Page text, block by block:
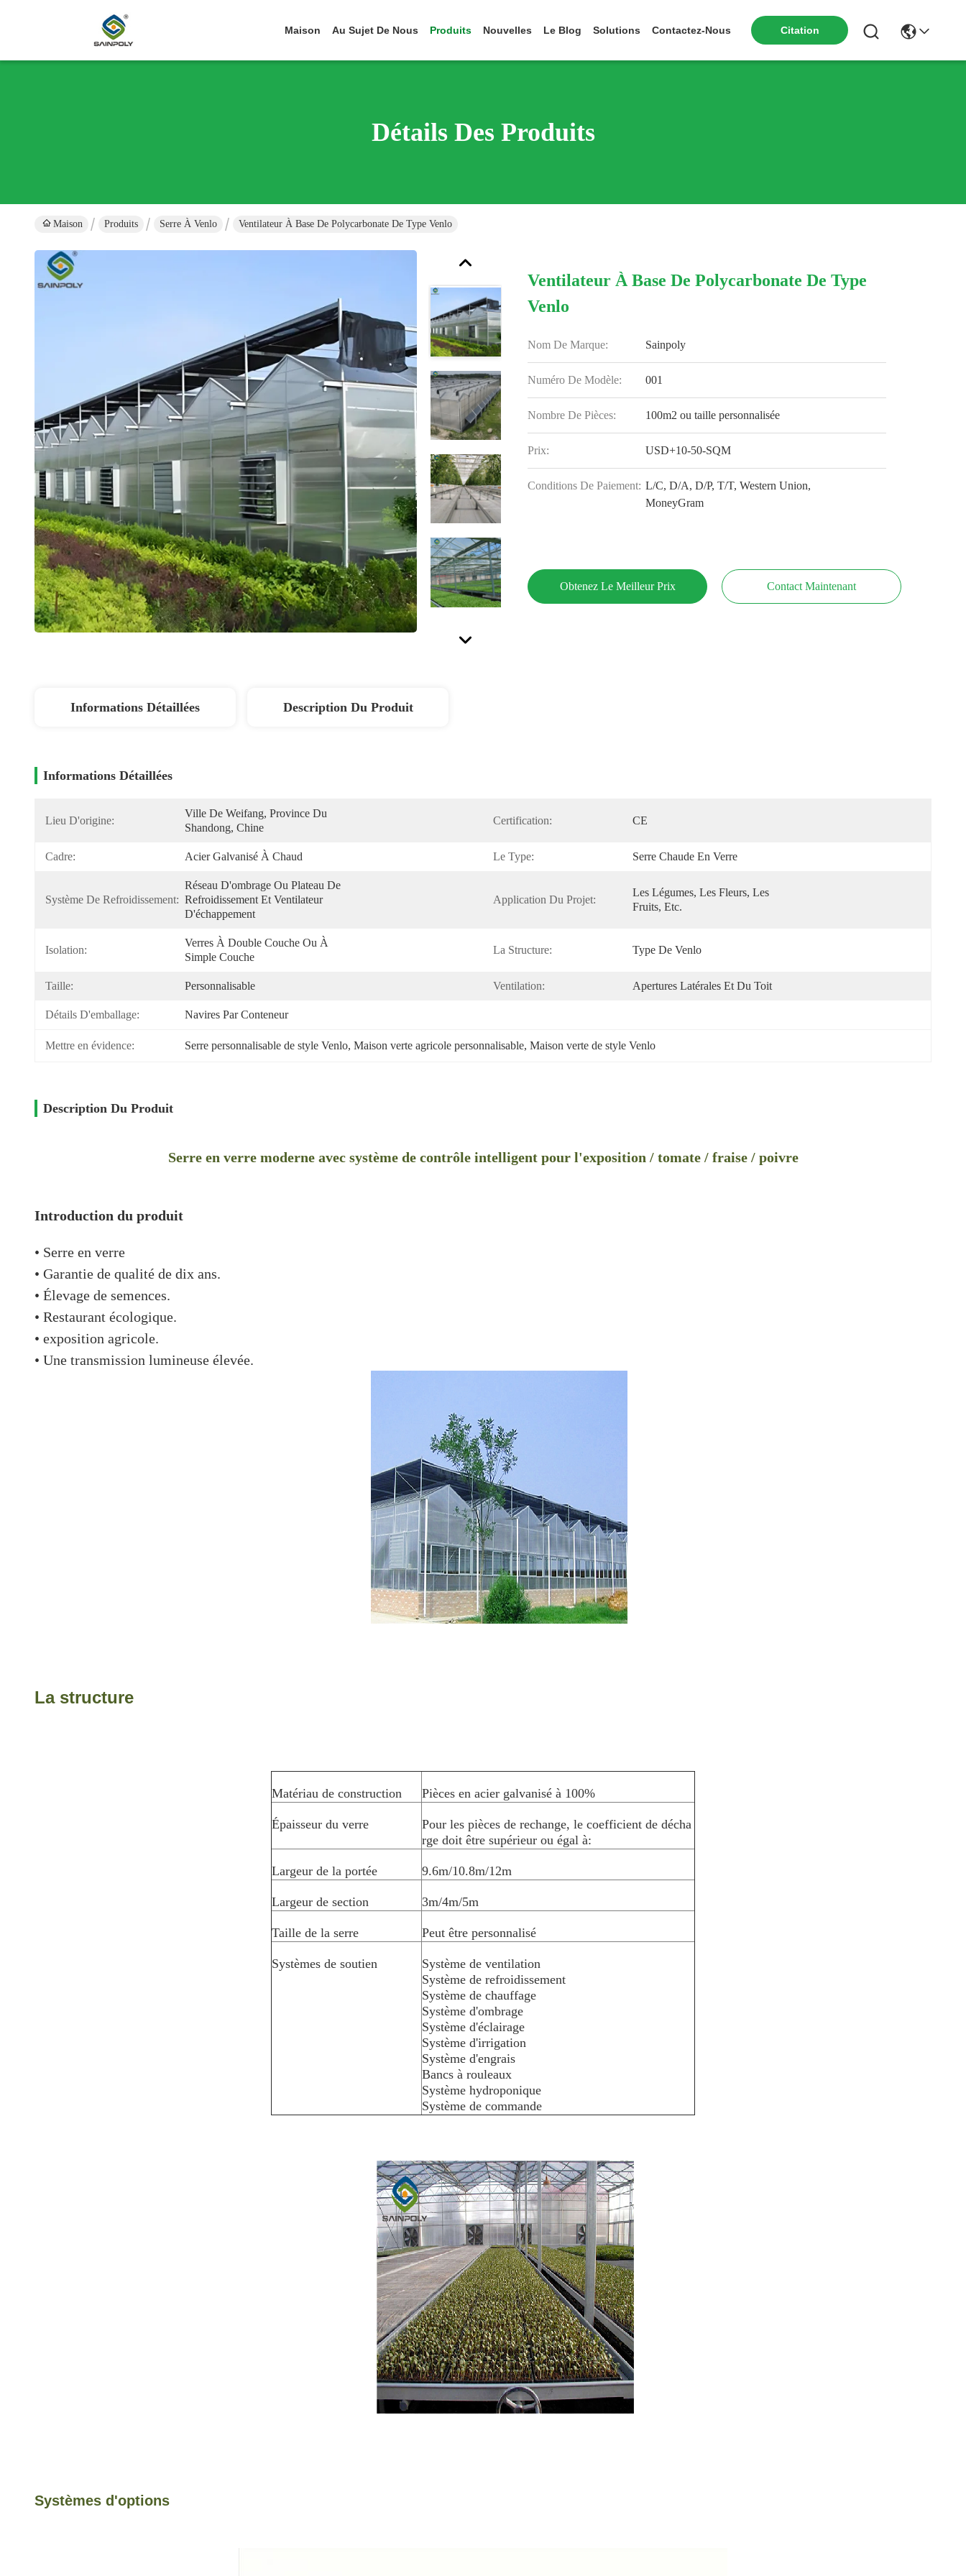
Maison Au Sujet De Nous Produits Nouvelles Le Blog Solutions Contactez-Nous Citation
Détails Des Produits
Maison Produits Serre À Venlo Ventilateur À Base De Polycarbonate De Type Venlo
Ventilateur À Base De Polycarbonate De Type
Venlo
Nom De Marque: Sainpoly
Numéro De Modèle: 001
Nombre De Pièces: 100m2 ou taille personnalisée
Prix: USD+10-50-SQM
Conditions De Paiement: L/C, D/A, D/P, T/T, Western Union,
MoneyGram
Obtenez Le Meilleur Prix Contact Maintenant
Informations Détaillées Description Du Produit
Informations Détaillées
Lieu D'origine:
Ville De Weifang, Province Du
Shandong, Chine
Certification: CE
Cadre: Acier Galvanisé À Chaud Le Type: Serre Chaude En Verre
Système De Refroidissement:
Réseau D'ombrage Ou Plateau De
Refroidissement Et Ventilateur
D'échappement
Application Du Projet:
Les Légumes, Les Fleurs, Les
Fruits, Etc.
Isolation:
Verres À Double Couche Ou À
Simple Couche
La Structure: Type De Venlo
Taille: Personnalisable Ventilation: Apertures Latérales Et Du Toit
Détails D'emballage: Navires Par Conteneur
Mettre en évidence: Serre personnalisable de style Venlo, Maison verte agricole personnalisable, Maison verte de style Venlo
Description Du Produit
Serre en verre moderne avec système de contrôle intelligent pour l'exposition / tomate / fraise / poivre
Introduction du produit
• Serre en verre
• Garantie de qualité de dix ans.
• Élevage de semences.
• Restaurant écologique.
• exposition agricole.
• Une transmission lumineuse élevée.
La structure
Matériau de construction Pièces en acier galvanisé à 100%
Épaisseur du verre
Pour les pièces de rechange, le coefficient de décha
rge doit être supérieur ou égal à:
Largeur de la portée 9.6m/10.8m/12m
Largeur de section 3m/4m/5m
Taille de la serre Peut être personnalisé
Systèmes de soutien
Système de ventilation
Système de refroidissement
Système de chauffage
Système d'ombrage
Système d'éclairage
Système d'irrigation
Système d'engrais
Bancs à rouleaux
Système hydroponique
Système de commande
Systèmes d'options